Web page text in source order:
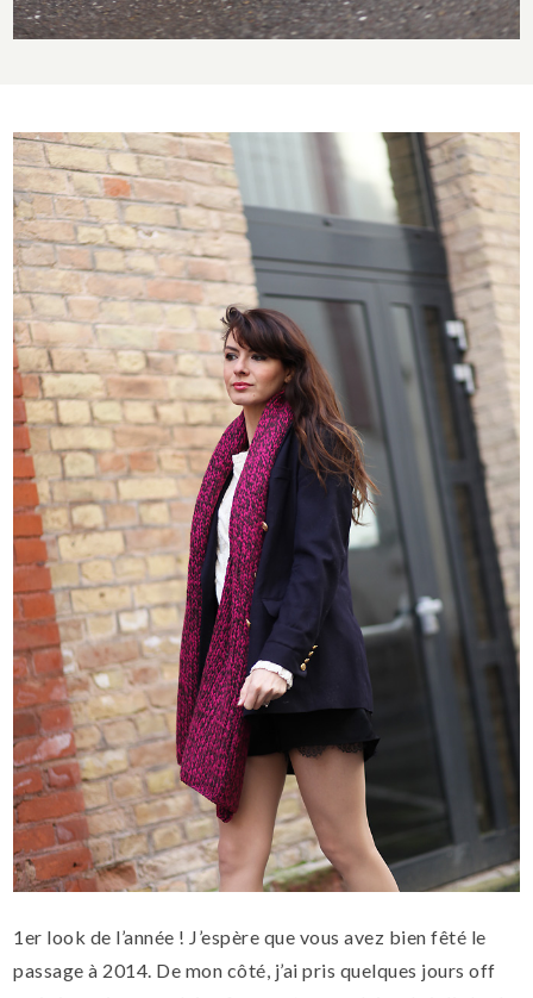
1er look de l’année ! J’espère que vous avez bien fêté le
passage à 2014. De mon côté, j’ai pris quelques jours off